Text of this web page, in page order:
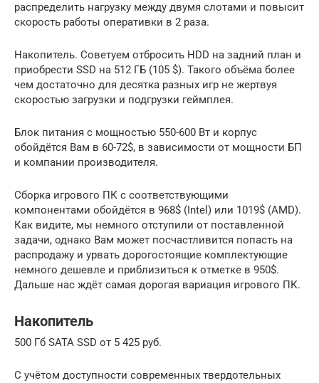
распределить нагрузку между двумя слотами и повысит
скорость работы оперативки в 2 раза.
Накопитель. Советуем отбросить HDD на задний план и
приобрести SSD на 512 ГБ (105 $). Такого объёма более
чем достаточно для десятка разных игр не жертвуя
скоростью загрузки и подгрузки геймплея.
Блок питания с мощностью 550-600 Вт и корпус
обойдётся Вам в 60-72$, в зависимости от мощности БП
и компании производителя.
Сборка игрового ПК с соответствующими
компонентами обойдётся в 968$ (Intel) или 1019$ (AMD).
Как видите, мы немного отступили от поставленной
задачи, однако Вам может посчастливится попасть на
распродажу и урвать дорогостоящие комплектующие
немного дешевле и приблизиться к отметке в 950$.
Дальше нас ждёт самая дорогая вариация игрового ПК.
Накопитель
500 Гб SATA SSD от 5 425 руб.
С учётом доступности современных твердотельных